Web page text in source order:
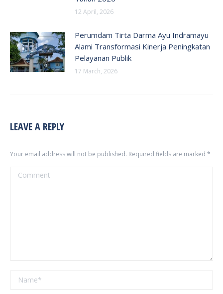
12 April, 2026
Perumdam Tirta Darma Ayu Indramayu
Alami Transformasi Kinerja Peningkatan
Pelayanan Publik
17 March, 2026
LEAVE A REPLY
Your email address will not be published. Required fields are marked *
Comment
Name *